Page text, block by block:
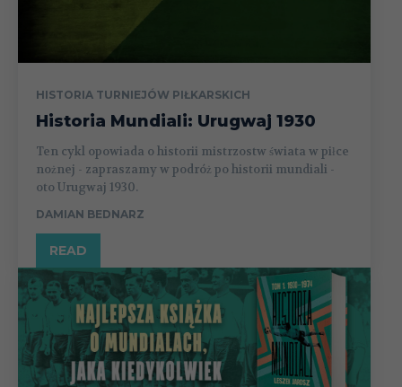
HISTORIA TURNIEJÓW PIŁKARSKICH
Historia Mundiali: Urugwaj 1930
Ten cykl opowiada o historii mistrzostw świata w piłce
nożnej - zapraszamy w podróż po historii mundiali -
oto Urugwaj 1930.
DAMIAN BEDNARZ
READ